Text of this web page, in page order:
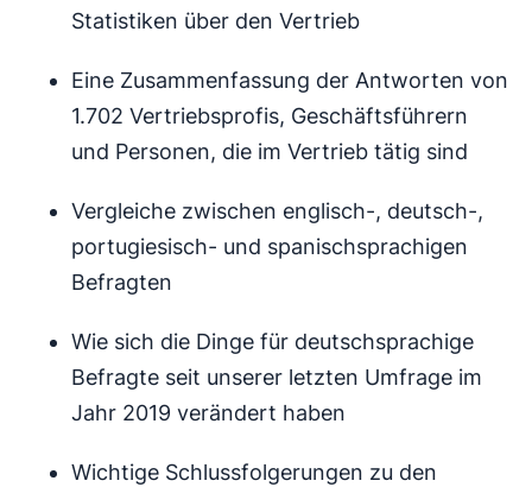
Statistiken über den Vertrieb
Eine Zusammenfassung der Antworten von
1.702 Vertriebsprofis, Geschäftsführern
und Personen, die im Vertrieb tätig sind
Vergleiche zwischen englisch-, deutsch-,
portugiesisch- und spanischsprachigen
Befragten
Wie sich die Dinge für deutschsprachige
Befragte seit unserer letzten Umfrage im
Jahr 2019 verändert haben
Wichtige Schlussfolgerungen zu den